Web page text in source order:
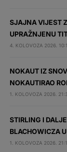
SJAJNA VIJEST
UPRAŽNJENU
4. KOLOVOZA 2026.
NOKAUT IZ
NOKAUTIRAO
1. KOLOVOZA 2026.
STIRLING I
BLACHOWICZA
1. KOLOVOZA 2026.